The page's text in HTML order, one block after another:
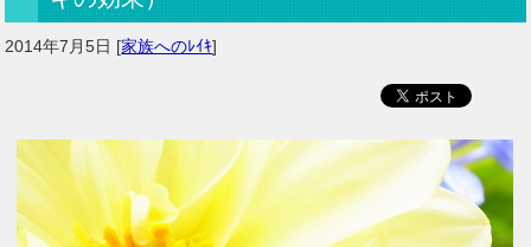
2014年7月5日 [家族へのﾚｲｷ]